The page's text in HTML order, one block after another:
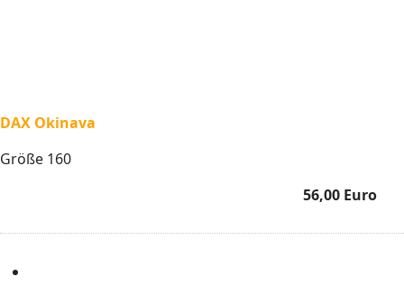
DAX Okinava
Größe 160
56,00 Euro